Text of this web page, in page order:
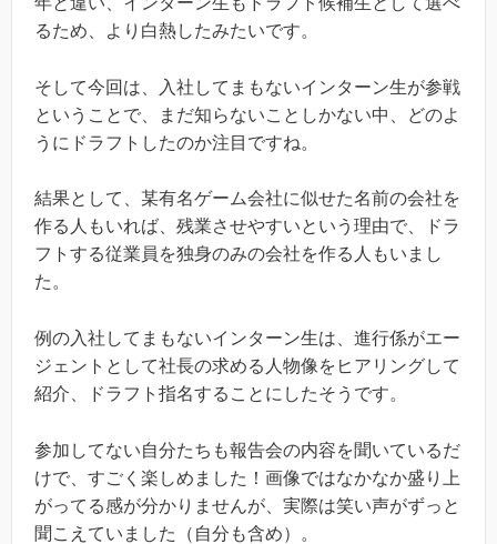
るため、より白熱したみたいです。
そして今回は、入社してまもないインターン生が参戦
ということで、まだ知らないことしかない中、どのよ
うにドラフトしたのか注目ですね。
結果として、某有名ゲーム会社に似せた名前の会社を
作る人もいれば、残業させやすいという理由で、ドラ
フトする従業員を独身のみの会社を作る人もいまし
た。
例の入社してまもないインターン生は、進行係がエー
ジェントとして社長の求める人物像をヒアリングして
紹介、ドラフト指名することにしたそうです。
参加してない自分たちも報告会の内容を聞いているだ
けで、すごく楽しめました！画像ではなかなか盛り上
がってる感が分かりませんが、実際は笑い声がずっと
聞こえていました（自分も含め）。